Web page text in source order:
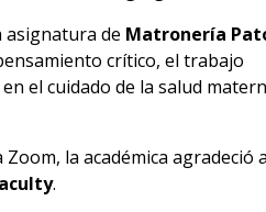
asignatura de Matronería
crítico, el trabajo
el cuidado de la salud
la académica agradeció
.